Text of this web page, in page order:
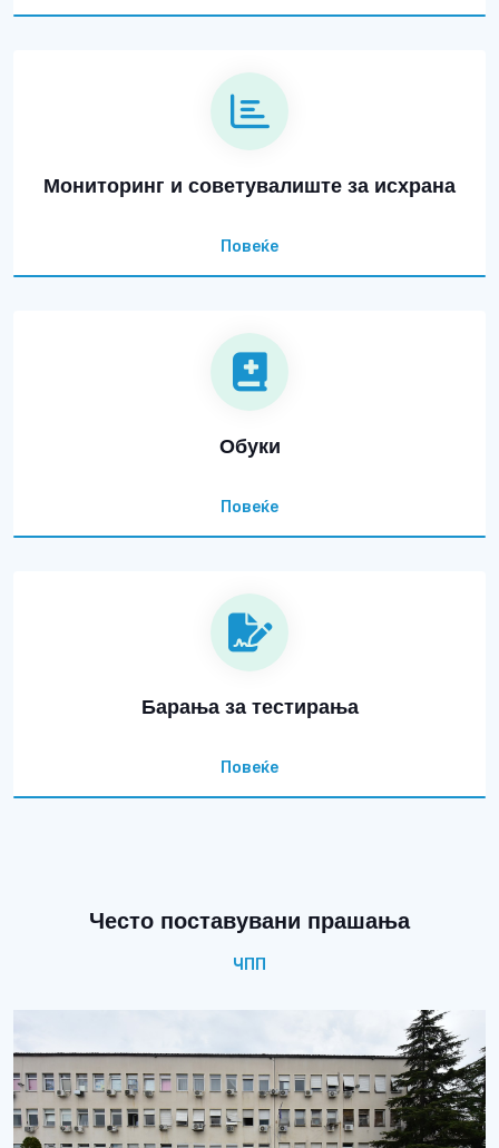
Мониторинг и советувалиште за исхрана
Повеќе
Обуки
Повеќе
Барања за тестирања
Повеќе
Често поставувани прашања
ЧПП